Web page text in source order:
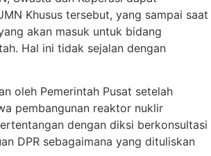
Khusus tersebut, yang sampai saat
akan masuk untuk bidang
Hal ini tidak sejalan dengan
oleh Pemerintah Pusat setelah
pembangunan reaktor nuklir
dengan diksi berkonsultasi
DPR sebagaimana yang dituliskan